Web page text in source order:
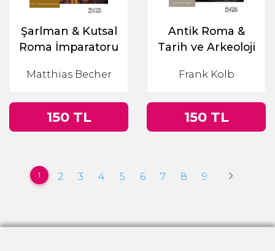
Şarlman & Kutsal
Roma İmparatoru
Matthias Becher
150 TL
Antik Roma &
Tarih ve Arkeoloji
Frank Kolb
150 TL
1 2 3 4 5 6 7 8 9 keyboard_arrow_right